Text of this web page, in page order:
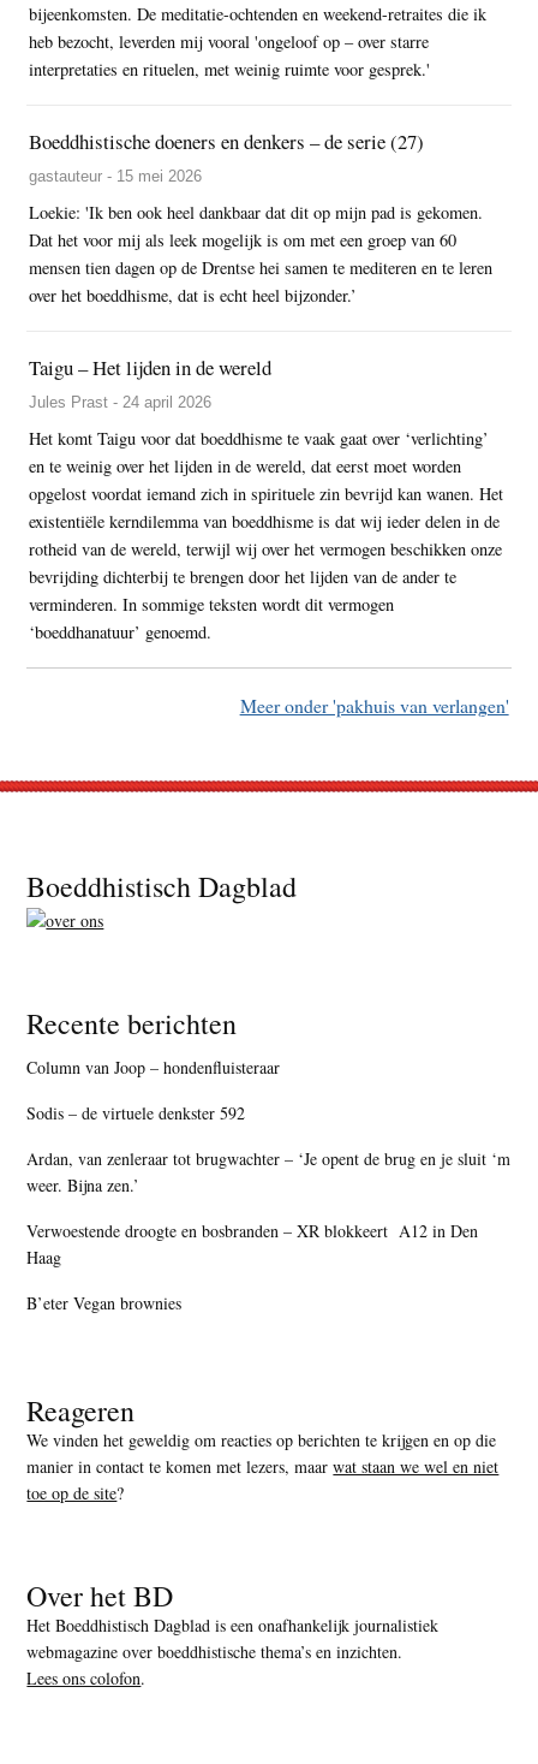
bijeenkomsten. De meditatie-ochtenden en weekend-retraites die ik
heb bezocht, leverden mij vooral 'ongeloof op – over starre
interpretaties en rituelen, met weinig ruimte voor gesprek.'
Boeddhistische doeners en denkers – de serie (27)
gastauteur - 15 mei 2026
Loekie: 'Ik ben ook heel dankbaar dat dit op mijn pad is gekomen.
Dat het voor mij als leek mogelijk is om met een groep van 60
mensen tien dagen op de Drentse hei samen te mediteren en te leren
over het boeddhisme, dat is echt heel bijzonder.’
Taigu – Het lijden in de wereld
Jules Prast - 24 april 2026
Het komt Taigu voor dat boeddhisme te vaak gaat over ‘verlichting’
en te weinig over het lijden in de wereld, dat eerst moet worden
opgelost voordat iemand zich in spirituele zin bevrijd kan wanen. Het
existentiële kerndilemma van boeddhisme is dat wij ieder delen in de
rotheid van de wereld, terwijl wij over het vermogen beschikken onze
bevrijding dichterbij te brengen door het lijden van de ander te
verminderen. In sommige teksten wordt dit vermogen
‘boeddhanatuur’ genoemd.
Meer onder 'pakhuis van verlangen'
Footer
Boeddhistisch Dagblad
Recente berichten
Column van Joop – hondenfluisteraar
Sodis – de virtuele denkster 592
Ardan, van zenleraar tot brugwachter – ‘Je opent de brug en je sluit ‘m
weer. Bijna zen.’
Verwoestende droogte en bosbranden – XR blokkeert A12 in Den
Haag
B’eter Vegan brownies
Reageren
We vinden het geweldig om reacties op berichten te krijgen en op die
manier in contact te komen met lezers, maarwat staan we wel en niet
toe op de site?
Over het BD
Het Boeddhistisch Dagblad is een onafhankelijk journalistiek
webmagazine over boeddhistische thema’s en inzichten.
Lees ons colofon.